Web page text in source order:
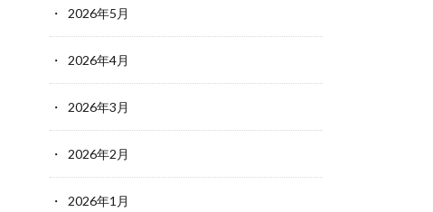
2026年5月
2026年4月
2026年3月
2026年2月
2026年1月